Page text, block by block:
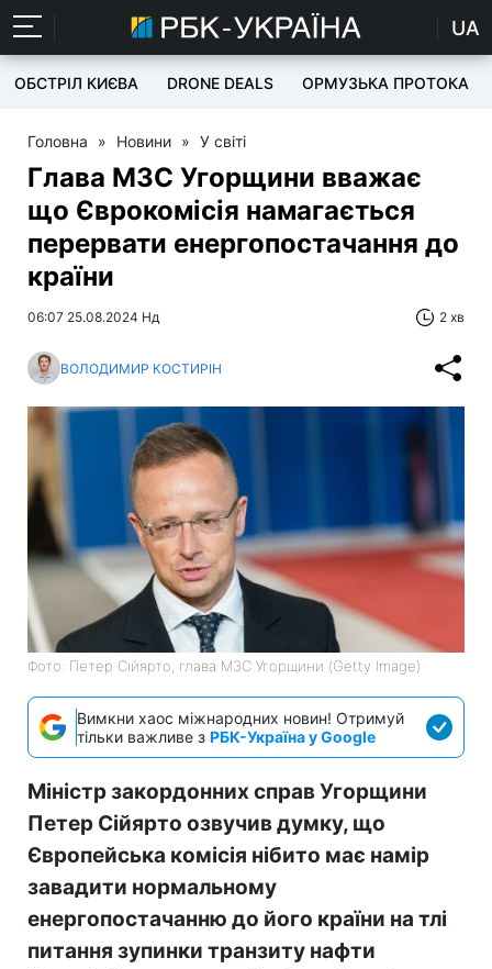
UA
ОБСТРІЛ КИЄВА DRONE DEALS ОРМУЗЬКА ПРОТОКА
Головна » Новини » У світі
Глава МЗС Угорщини вважає
що Єврокомісія намагається
перервати енергопостачання до
країни
06:07 25.08.2024 Нд 2 хв
ВОЛОДИМИР КОСТИРІН
Фото: Петер Сійярто, глава МЗС Угорщини (Getty Image)
Вимкни хаос міжнародних новин! Отримуй
тільки важливе з РБК-Україна у Google
Міністр закордонних справ Угорщини
Петер Сійярто озвучив думку, що
Європейська комісія нібито має намір
завадити нормальному
енергопостачанню до його країни на тлі
питання зупинки транзиту нафти